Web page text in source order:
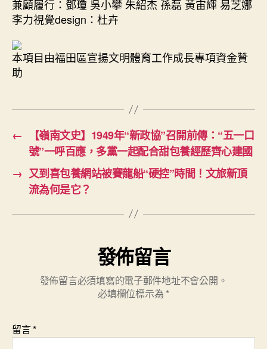
兼顧履行：鄧瓊 吳小攀 朱紹杰 孫磊 黃宙輝 易芝娜
李力視覺design：杜卉
本項目由福田區宣揚文明體育工作成長專項資金贊
助
←
【嶺南文史】1949年“新政協”召開前傳：“五一口
號”一呼百應，多黨一起配合甜包養經歷齊心建國
→ 又到喜包養網站被賽龍船“硬控”時間！文旅新頂
流為何是它？
發佈留言
發佈留言必須填寫的電子郵件地址不會公開。
必填欄位標示為 *
留言*